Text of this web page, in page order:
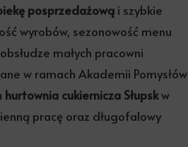
posprzedażowąi szybkie
wyrobów, sezonowość menu
małych pracowni
w ramach Akademii Pomysłów
hurtownia cukiernicza Słupskw
pracę oraz długofalowy